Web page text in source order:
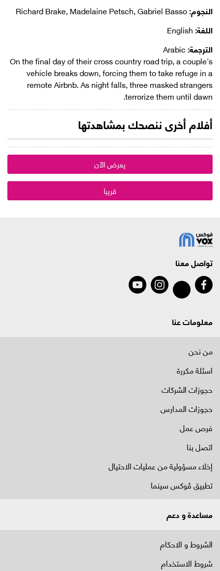
النجوم:
اللغة:
الترجمة:
On the final day of their cross country road trip, a couple's
vehicle breaks down, forcing them to take refuge in a
remote Airbnb. As night falls, three masked strangers
terrorize them until dawn.
أفلام أخرى ننصحك بمشاهدتها
يعرض الآن
قريبا
تواصل معنا
معلومات عنا
من نحن
اسئلة مكررة
حجوزات الشركات
حجوزات المدارس
فرص عمل
اتصل بنا
إخلاء مسؤولية من عمليات الاحتيال
تطبيق ڤوكس سينما
مساعدة و دعم
الشروط و الاحكام
شروط الاستخدام